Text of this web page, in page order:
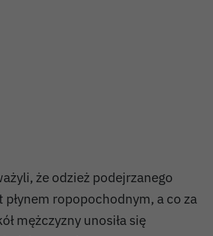
że odzież podejrzanego
płynem ropopochodnym, a co za
mężczyzny unosiła się